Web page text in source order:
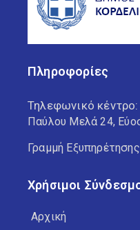
Πληροφορίες
Τηλεφωνικό κέντρο:
Παύλου Μελά 24,
Γραμμή
Χρήσιμοι
Αρχική